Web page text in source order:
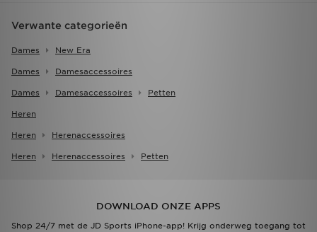
Verwante categorieën
Dames New Era
Dames Damesaccessoires
Dames Damesaccessoires Petten
Heren
Heren Herenaccessoires
Heren Herenaccessoires Petten
DOWNLOAD ONZE APPS
Shop 24/7 met de JD Sports iPhone-app! Krijg onderweg toegang tot